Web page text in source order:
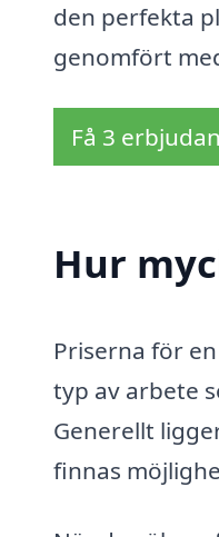
den perfekta
genomfört
Få 3
Hur
Priserna för
typ av arbete
Generellt
finnas